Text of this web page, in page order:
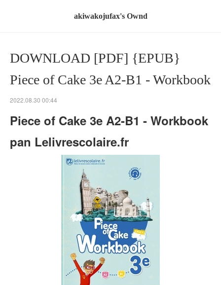
akiwakojufax's Ownd
DOWNLOAD [PDF] {EPUB}
Piece of Cake 3e A2-B1 - Workbook
2022.08.30 00:44
Piece of Cake 3e A2-B1 - Workbook
pan Lelivrescolaire.fr